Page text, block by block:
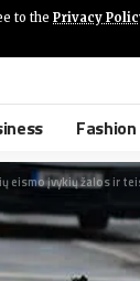
to the Privacy
Fashion
eismo įvykių žalos ir teisinės